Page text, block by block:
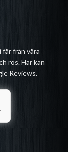
från våra
ros. Här kan
Reviews.